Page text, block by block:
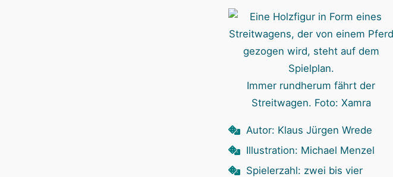
Immer rundherum fährt der
Streitwagen. Foto: Xamra
Autor: Klaus Jürgen Wrede
Illustration: Michael Menzel
Spielerzahl: zwei bis vier